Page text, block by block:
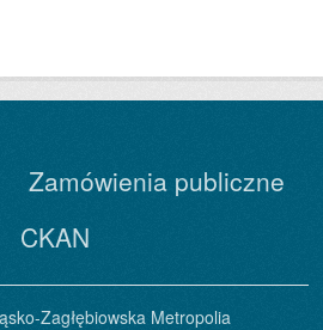
Zamówienia publiczne
CKAN
Zagłębiowska Metropolia